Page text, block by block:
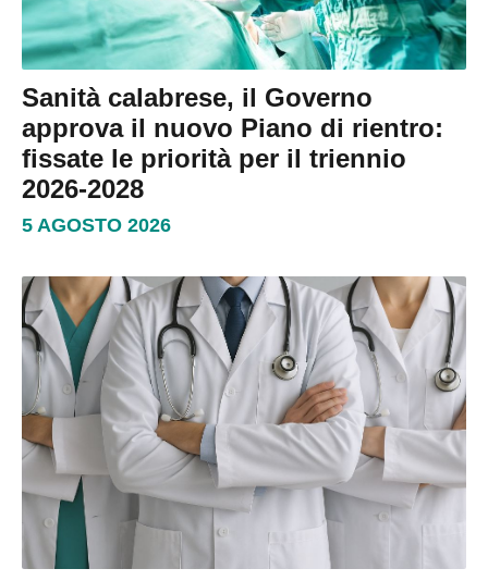
Sanità calabrese, il Governo
approva il nuovo Piano di rientro:
fissate le priorità per il triennio
2026-2028
5 AGOSTO 2026